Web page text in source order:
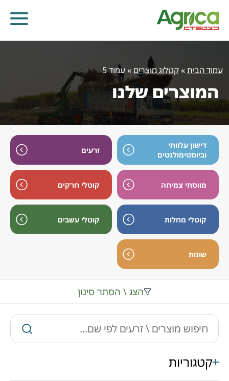
קוטלי עשבים
קוטלי מחלות
קוטלי חרקים
מווסתי צמיחה
דישון עלוותי וביוסטימולנטים
עמוד הבית»קטלוג מוצרים »עמוד 5
המוצרים שלנו
דישון עלוותי
וביוסטימולנטים
זרעים
מווסתי צמיחה קוטלי חרקים
קוטלי מחלות קוטלי עשבים
שונות
הצג \ הסתר סינון
קטגוריות